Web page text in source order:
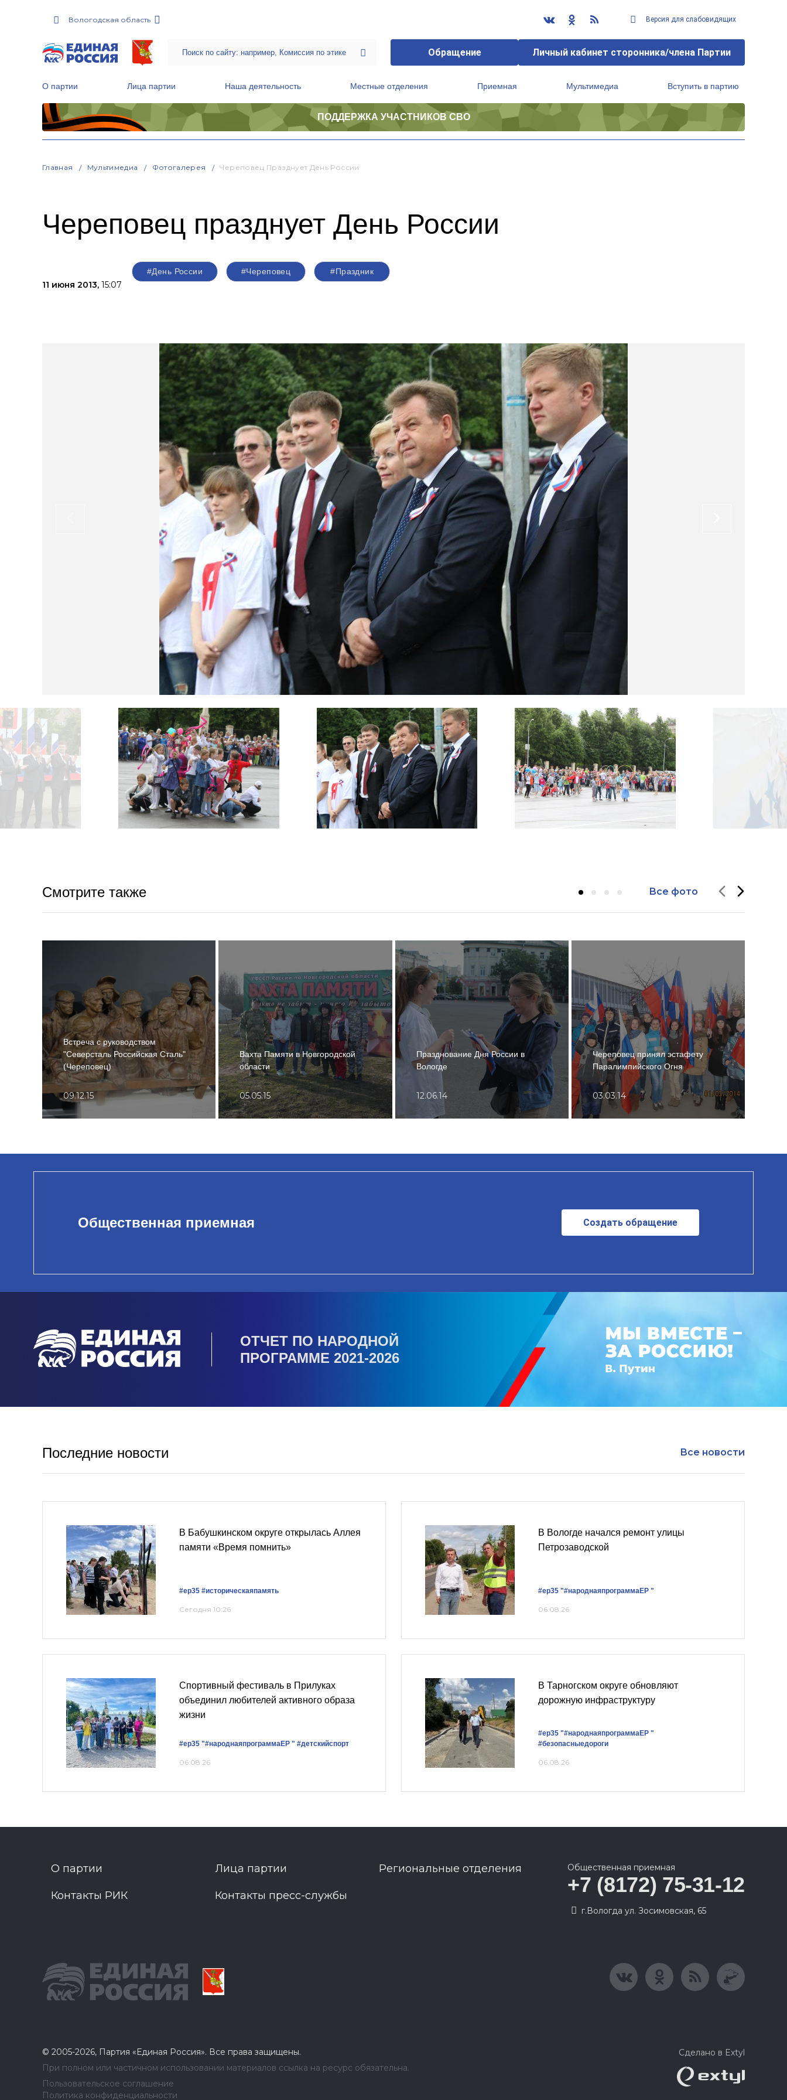
Вологодская область Версия для слабовидящих
Обращение Личный кабинет сторонника/члена Партии
О партии Лица партии Наша деятельность Местные отделения Приемная Мультимедиа Вступить в партию
ПОДДЕРЖКА УЧАСТНИКОВ СВО
Главная Мультимедиа Фотогалерея Череповец Празднует День России
Череповец празднует День России
11 июня 2013, 15:07
#День России #Череповец #Праздник
Смотрите также Все фото
Встреча с руководством
"Северсталь Российская Сталь"
(Череповец)
09.12.15
Вахта Памяти в Новгородской
области
05.05.15
Празднование Дня России в
Вологде
12.06.14
Череповец принял эстафету
Паралимпийского Огня
03.03.14
Общественная приемная Создать обращение
ОТЧЕТ ПО НАРОДНОЙ
ПРОГРАММЕ 2021-2026
Последние новости Все новости
В Бабушкинском округе открылась Аллея
памяти «Время помнить»
#ер35 #историческаяпамять
Сегодня 10:26
В Вологде начался ремонт улицы
Петрозаводской
#ер35 "#народнаяпрограммаЕР "
06.08.26
Спортивный фестиваль в Прилуках
объединил любителей активного образа
жизни
#ер35 "#народнаяпрограммаЕР " #детскийспорт
06.08.26
В Тарногском округе обновляют
дорожную инфраструктуру
#ер35 "#народнаяпрограммаЕР "
#безопасныедороги
06.08.26
О партии Лица партии Региональные отделения
Контакты РИК Контакты пресс-службы
Общественная приемная
+7 (8172) 75-31-12
г.Вологда ул. Зосимовская, 65
© 2005-2026, Партия «Единая Россия». Все права защищены.
При полном или частичном использовании материалов ссылка на ресурс обязательна.
Пользовательское соглашение
Политика конфиденциальности
Сделано в Extyl